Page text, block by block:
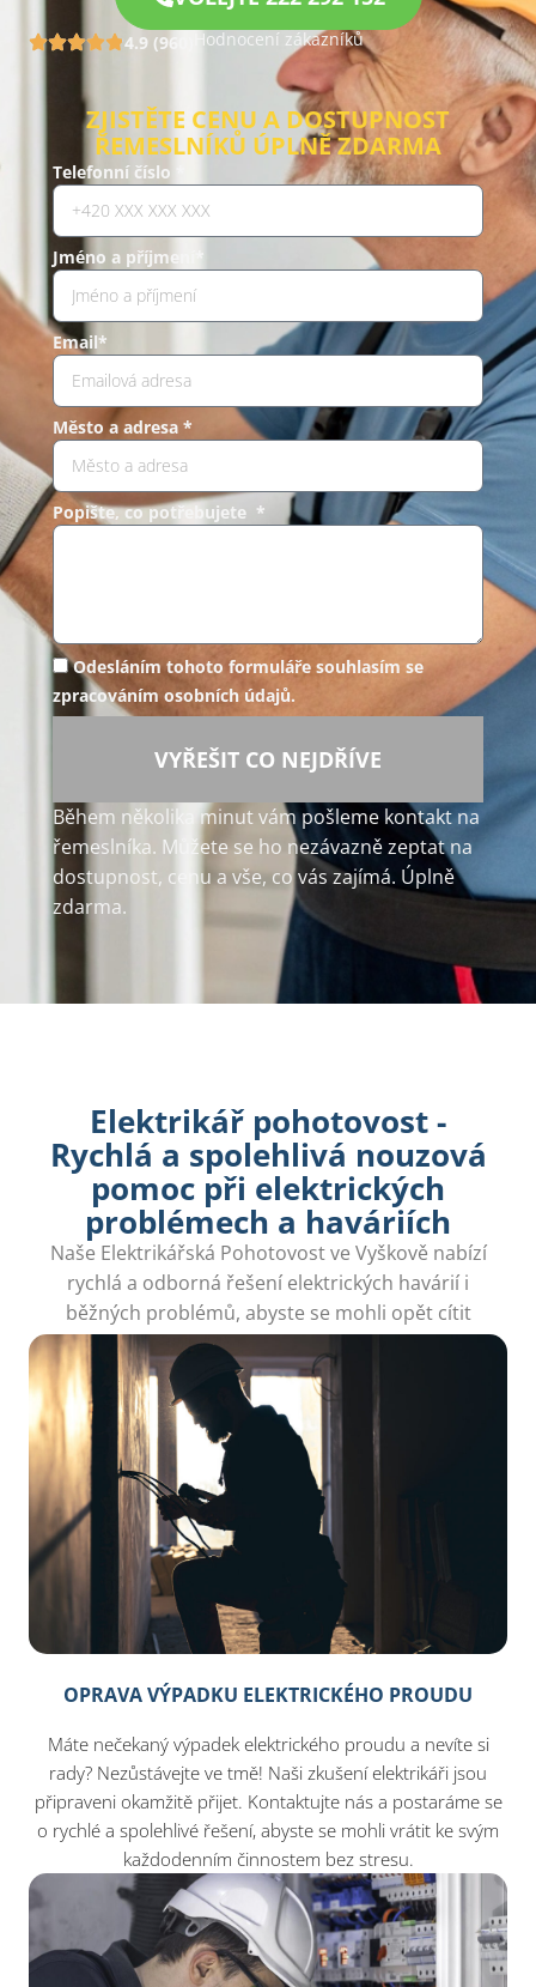
4.9 (960) Hodnocení zákazníků
ZJISTĚTE CENU A DOSTUPNOST
ŘEMESLNÍKŮ ÚPLNĚ ZDARMA
Telefonní číslo *
Jméno a příjmení*
Email*
Město a adresa *
Popište, co potřebujete *
Odesláním tohoto formuláře souhlasím se
zpracováním osobních údajů.
VYŘEŠIT CO NEJDŘÍVE
Během několika minut vám pošleme kontakt na
řemeslníka. Můžete se ho nezávazně zeptat na
dostupnost, cenu a vše, co vás zajímá. Úplně
zdarma.
Elektrikář pohotovost -
Rychlá a spolehlivá nouzová
pomoc při elektrických
problémech a haváriích
Naše Elektrikářská Pohotovost ve Vyškově nabízí
rychlá a odborná řešení elektrických havárií i
běžných problémů, abyste se mohli opět cítit
bezpečně.
OPRAVA VÝPADKU ELEKTRICKÉHO PROUDU
Máte nečekaný výpadek elektrického proudu a nevíte si
rady? Nezůstávejte ve tmě! Naši zkušení elektrikáři jsou
připraveni okamžitě přijet. Kontaktujte nás a postaráme se
o rychlé a spolehlivé řešení, abyste se mohli vrátit ke svým
každodenním činnostem bez stresu.